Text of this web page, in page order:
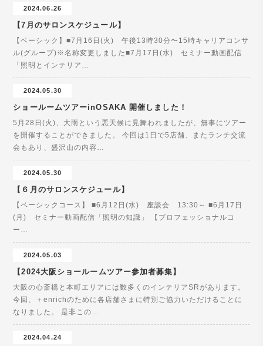
2024.06.26
【7月のサロンスケジュール】
【ベーシック】■7月16日(火) 午後13時30分〜15時キャリアコンサ
ル(グループ)※名称変更しました■7月17日(水) セミナー動画配信
「照明とインテリア…
2024.05.30
ショールームツアーinOSAKA 開催しました！
5月28日(火)、大雨という悪天候に見舞われましたが、無事にツアー
を開催することができました。 今回は1日で5店舗、またランチ交流
会もあり、盛沢山の内容…
2024.05.30
【６月のサロンスケジュール】
【ベーシックコース】 ■6月12日(水) 座談会 13:30～ ■6月17日
(月) セミナー動画配信「照明の知識」 【プロフェッショナルコ
ー…
2024.05.03
【2024大阪ショールームツアー参加者募集】
大阪の心斎橋と本町エリアには数多くのインテリアSRがあります。
今回、＋enrichのために各店舗さまに特別ご協力いただけることに
なりました。 是非この…
2024.04.24